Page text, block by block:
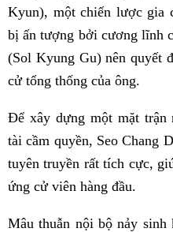
Kyun), một chiến lược gia
bị ấn tượng bởi cương lĩnh
(Sol Kyung Gu) nên quyết
cử tổng thống của ông.
Để xây dựng một mặt trận
tài cầm quyền, Seo Chang
tuyên truyền rất tích cực,
ứng cử viên hàng đầu.
Mâu thuẫn nội bộ nảy sinh